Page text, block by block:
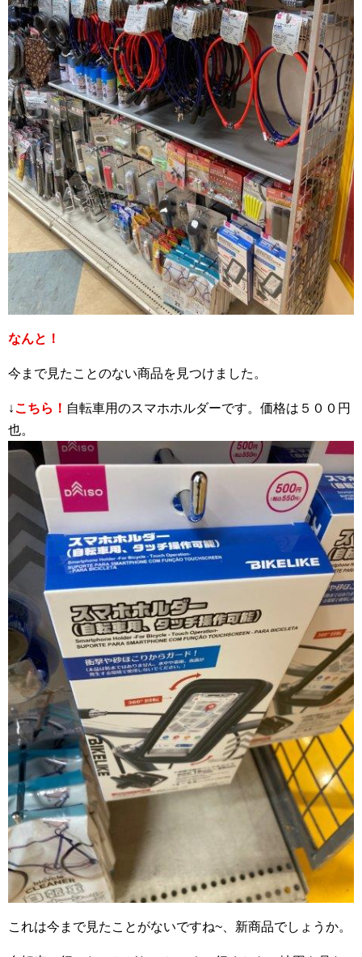
なんと！
今まで見たことのない商品を見つけました。
↓こちら！ 自転車用のスマホホルダーです。価格は５００円
也。
これは今まで見たことがないですね~、新商品でしょうか。